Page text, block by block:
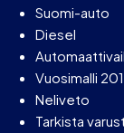
Suomi-auto
Diesel
Vuosimalli
Neliveto
Tarkista